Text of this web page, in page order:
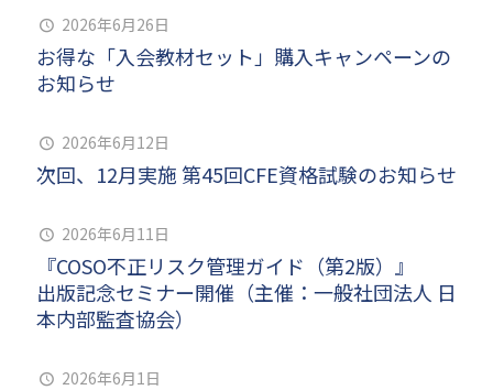
2026年6月26日
お得な「入会教材セット」購入キャンペーンの
お知らせ
2026年6月12日
次回、12月実施 第45回CFE資格試験のお知らせ
2026年6月11日
『COSO不正リスク管理ガイド（第2版）』
出版記念セミナー開催（主催：一般社団法人 日
本内部監査協会）
2026年6月1日